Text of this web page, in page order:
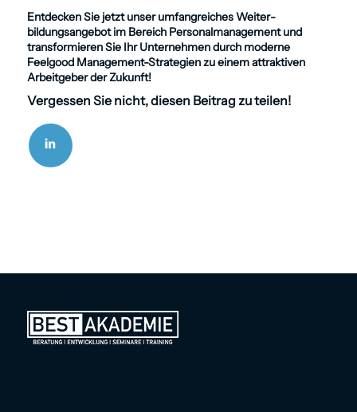
Entdecken Sie jetzt unser umfangreiches Weiter­
bildungsangebot im Bereich Personal­managementund
transformieren Sie Ihr Unternehmen durch moderne
Feelgood Management-Strategien zu einem attraktiven
Arbeitgeber der Zukunft!
Vergessen Sie nicht, diesen Beitrag zu teilen!